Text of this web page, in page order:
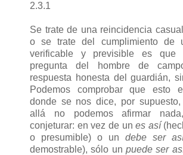
2.3.1
Se trate de una reincidencia
o se trate del cumplimiento de
verificable y previsible es
pregunta del hombre de
respuesta honesta del guardián,
Podemos comprobar que esto
donde se nos dice, por
allá no podemos afirmar
conjeturar: en vez de unes así
o presumible) o un debe ser
demostrable), sólo un puede ser